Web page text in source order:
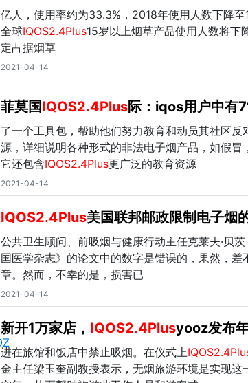
亿人，使用率约为33.3%，2018年使用人数下降
全球IQOS2.4Plus15岁以上烟草产品使用人数将下
定占据烟草
2021-04-14
菲莫国IQOS2.4Plus际：iqos用户中有
了一个工具包，帮助他们努力教育和动员其社区
源，详细说明各种形式的非法电子烟产品，如假冒
它还包含IQOS2.4Plus更广泛的教育资源
2021-04-14
IQOS2.4Plus美国联邦邮政限制电子烟
公共卫生顾问、前吸烟与健康行动主任克莱夫·贝
国医学杂志》的论文中的数字是错误的，果然，
章。然而，不幸的是，损害已
2021-04-14
新开1万家店， IQOS2.4Plusyooz发布
进在旅馆和饭店中禁止吸烟。在仪式上
金主任梁玉奎副教授表示，无烟旅游环境是实现